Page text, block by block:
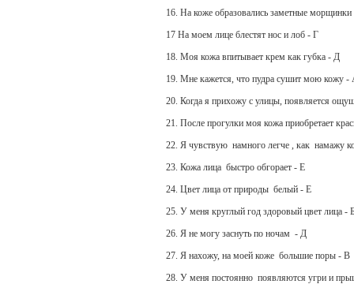
16. На коже образовались заметные
17 На моем лице блестят нос и лоб - Г
18. Моя кожа впитывает крем как губка - Д
19. Мне кажется, что пудра сушит мою кожу -
20. Когда я прихожу с улицы, появляется
21. После прогулки моя кожа приобретает
22. Я чувствую намного легче , как намажу
23. Кожа лица быстро обгорает - Е
24. Цвет лица от природы белый - Е
25. У меня круглый год здоровый цвет лица -
26. Я не могу заснуть по ночам - Д
27. Я нахожу, на моей коже большие поры - В
28. У меня постоянно появляются угри и